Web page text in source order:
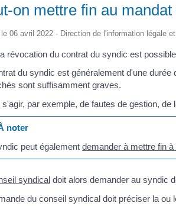
on mettre fin au
06 avril 2022 - Direction de l'information légale
révocation du contrat du syndic est
du syndic est généralement d'une durée
sont suffisamment graves.
s'agir, par exemple, de fautes de gestion,
noter
peut égalementdemander à mettre fin
syndical doit alors demander au syndic
du conseil syndical doit préciser la